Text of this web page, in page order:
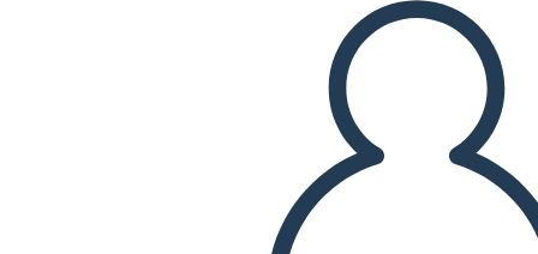
Kopējiet šo stāstu tabulu
IZVEIDOT STĀSTU SHĒMU
ATSKAŅOT SLAIDRĀDI
IZLASI MAN